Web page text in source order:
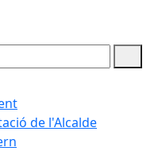
de l'Alcalde